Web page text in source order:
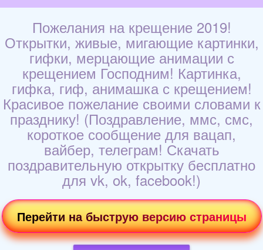
Пожелания на крещение 2019!
Открытки, живые, мигающие картинки,
гифки, мерцающие анимации с
крещением Господним! Картинка,
гифка, гиф, анимашка с крещением!
Красивое пожелание своими словами к
празднику! (Поздравление, ммс, смс,
короткое сообщение для вацап,
вайбер, телеграм! Скачать
поздравительную открытку бесплатно
для vk, ok, facebook!)
Перейти на быструю версию страницы